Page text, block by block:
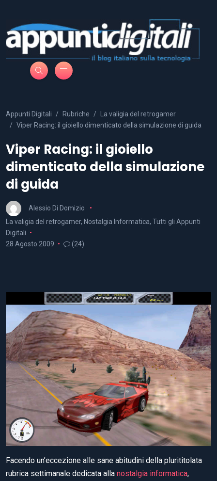
Appunti Digitali Rubriche
La valigia del retrogamer
Viper Racing: il gioiello dimenticato della simulazione di guida
Viper Racing: il gioiello
dimenticato della simulazione
di guida
Alessio Di Domizio
La valigia del retrogamer, Nostalgia Informatica, Tutti gli Appunti
Digitali
28 Agosto 2009
(24)
Facendo un’eccezione alle sane abitudini della plurititolata
rubrica settimanale dedicata alla nostalgia informatica,